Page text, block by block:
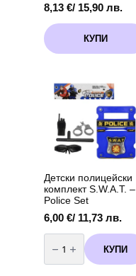
8,13 €/ 15,90 лв.
КУПИ
Детски полицейски
комплект S.W.A.T. –
Police Set
6,00 €/ 11,73 лв.
количество
за
Детски
полицейски
КУПИ